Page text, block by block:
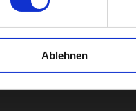
Ablehnen